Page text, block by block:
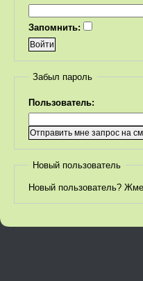
Запомнить:
Забыл пароль
Пользователь:
Новый пользователь
Новый пользователь?